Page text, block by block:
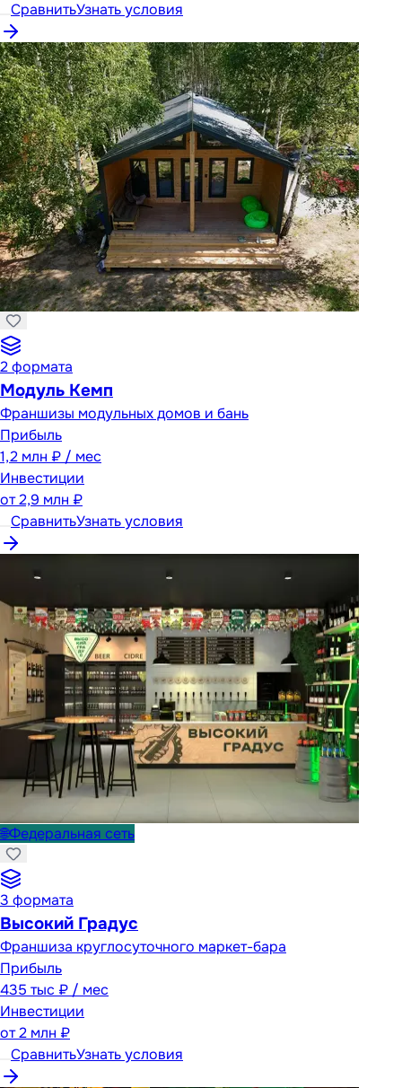
СравнитьУзнать условия
2формата
Модуль Кемп
Франшизы модульных домов и бань
Прибыль
1,2 млн ₽ / мес
Инвестиции
от2,9 млн ₽
СравнитьУзнать условия
🌐Федеральная сеть
3 формата
Высокий Градус
Франшиза круглосуточного маркет-бара
Прибыль
435 тыс ₽ / мес
Инвестиции
от2 млн ₽
СравнитьУзнать условия